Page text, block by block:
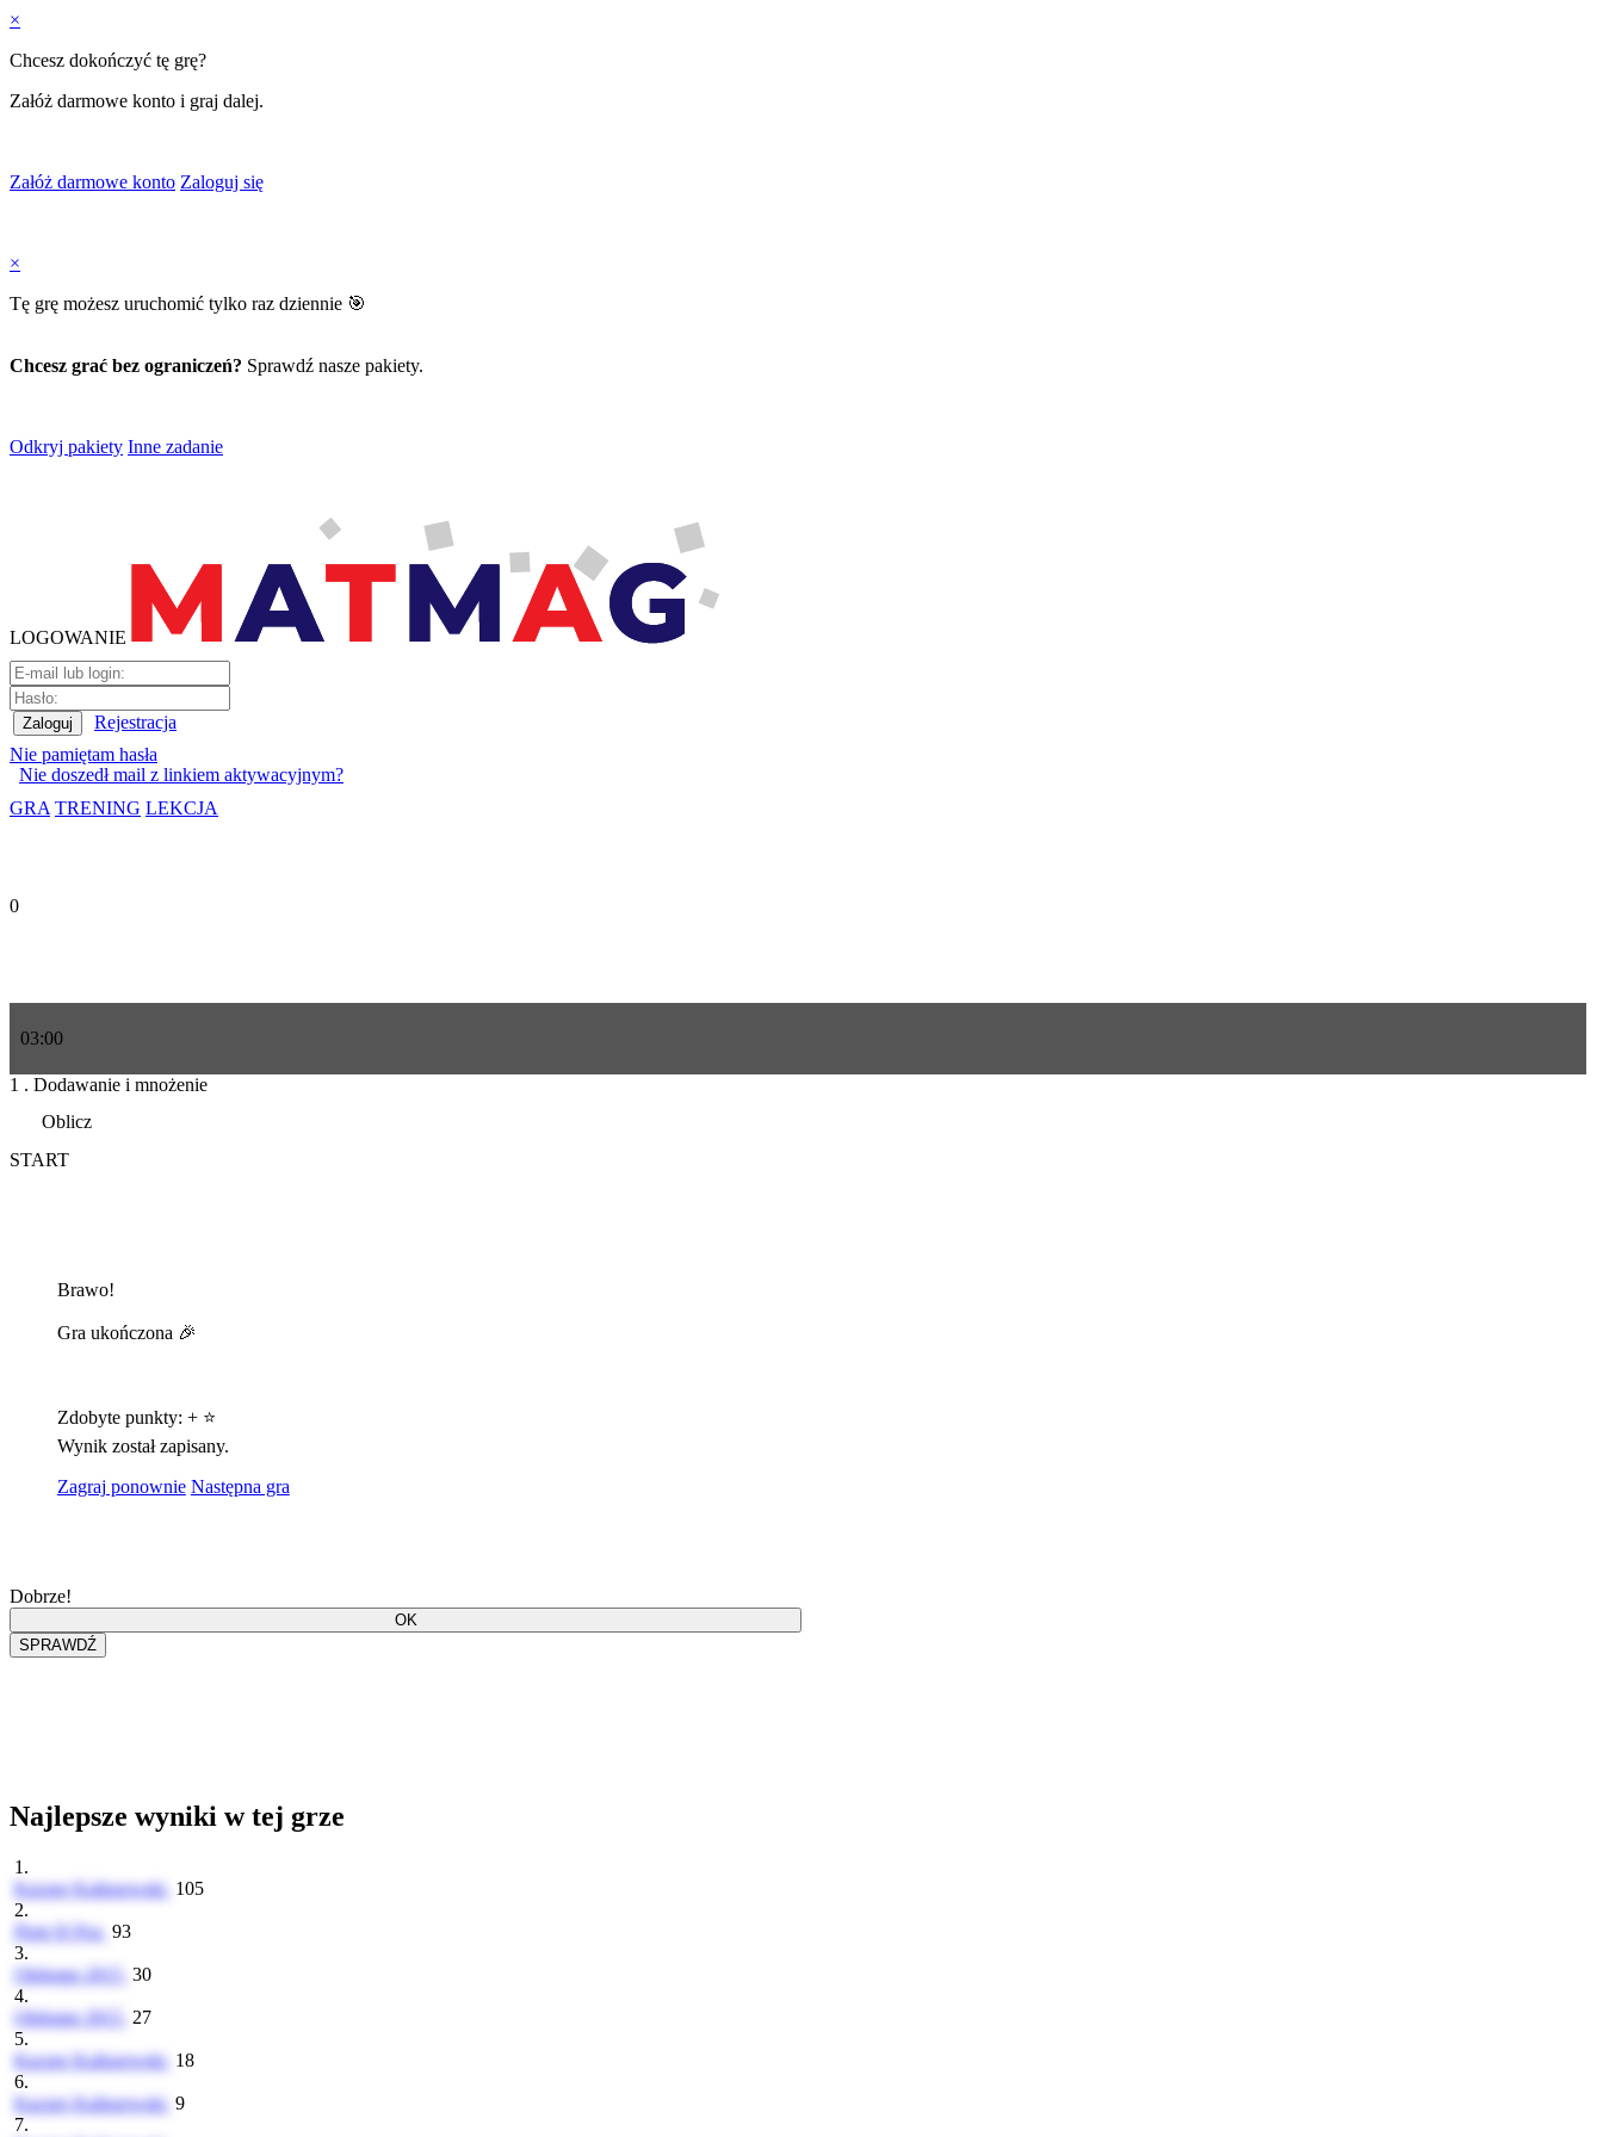
×
Chcesz dokończyć tę grę?
Załóż darmowe konto i graj dalej.
Załóż darmowe konto Zaloguj się
×
Tę grę możesz uruchomić tylko raz dziennie 🎯
Chcesz grać bez ograniczeń? Sprawdź nasze pakiety.
Odkryj pakiety Inne zadanie
LOGOWANIE
Rejestracja
Nie pamiętam hasła
Nie doszedł mail z linkiem aktywacyjnym?
GRA TRENING LEKCJA
0
03:00
1 . Dodawanie i mnożenie
Oblicz
START
Brawo!
Gra ukończona 🎉
Zdobyte punkty: +⭐
Wynik został zapisany.
Zagraj ponownie Następna gra
Dobrze!
Najlepsze wyniki w tej grze
1.
Kacper Kaliszewski 105
2.
Piotr H Poz 93
3.
Olekggg 2015
30
4.
Olekggg 2015
27
5.
Kacper Kaliszewski 18
6.
Kacper Kaliszewski 9
7.